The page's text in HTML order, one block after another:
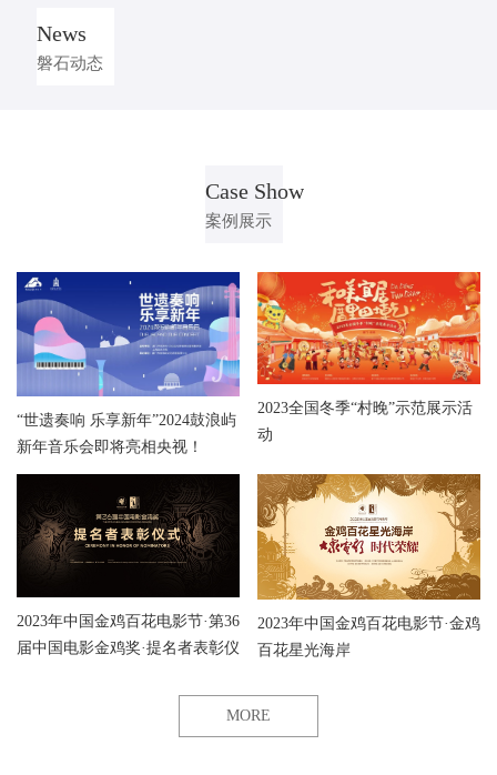
News
磐石动态
Case Show
案例展示
“世遗奏响 乐享新年”2024鼓浪屿
新年音乐会即将亮相央视！
2023全国冬季“村晚”示范展示活
动
2023年中国金鸡百花电影节·第36
届中国电影金鸡奖·提名者表彰仪
2023年中国金鸡百花电影节·金鸡
百花星光海岸
MORE